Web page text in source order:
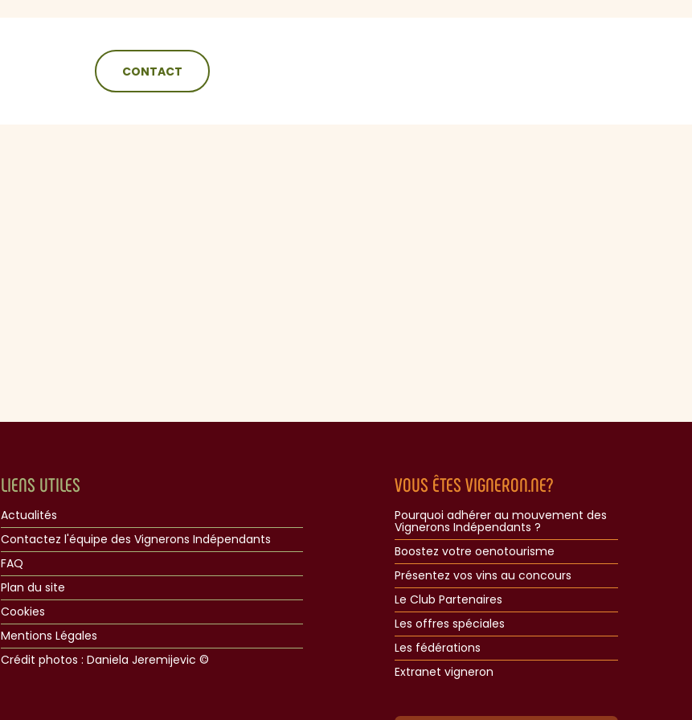
CONTACT
LIENS UTILES
Actualités
Contactez l'équipe des Vignerons Indépendants
FAQ
Plan du site
Cookies
Mentions Légales
Crédit photos : Daniela Jeremijevic ©​
VOUS ÊTES VIGNERON.NE?
Pourquoi adhérer au mouvement des
Vignerons Indépendants ?
Boostez votre oenotourisme
Présentez vos vins au concours
Le Club Partenaires
Les offres spéciales
Les fédérations
Extranet vigneron​